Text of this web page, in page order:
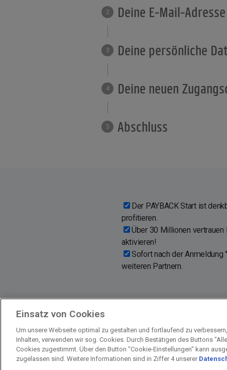
2 Deine E-Mail-Adresse
3 Deine persönliche
4 Deine neuen
5 Abschluss
Der PAYBACK Start ist
profitieren.
Über 30 Millionen vertrauen
aktivieren!
Sofort nach der Anmeldung
weiteren Partnern.
Impressum Unternehmen Arbeiten
Einsatz von Cookies
Um unsere Webseite optimal zu gestalten und fortlaufend zu
Inhalten, verwenden wir sog. Cookies. Durch Bestätigen des Buttons
Cookies zugestimmt. Über den Button "Cookie-Einstellungen" kann
zugelassen sind. Weitere Informationen sind in Ziffer 4 unserer